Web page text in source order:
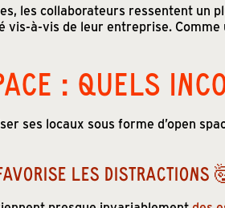
les collaborateurs ressentent un
à-vis de leur entreprise. Comme
: QUELS
ses locaux sous forme d’open
LES DISTRACTIONS